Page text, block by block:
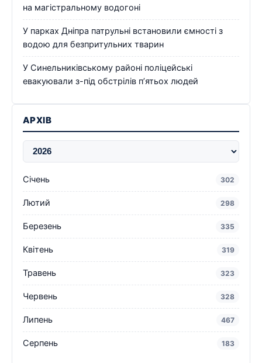
на магістральному водогоні
У парках Дніпра патрульні встановили ємності з
водою для безпритульних тварин
У Синельниківському районі поліцейські
евакуювали з-під обстрілів п’ятьох людей
АРХІВ
Січень 302
Лютий 298
Березень 335
Квітень 319
Травень 323
Червень 328
Липень 467
Серпень 183